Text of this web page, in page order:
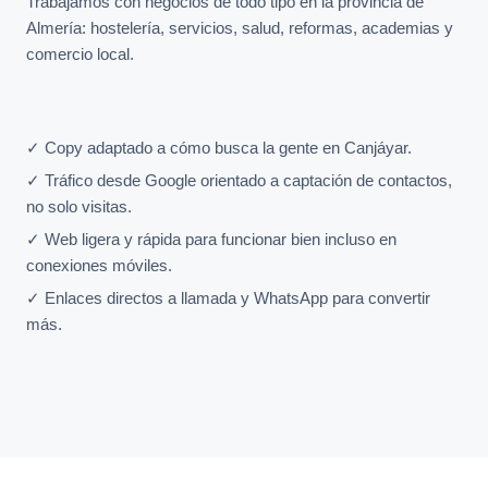
Almería: hostelería, servicios, salud, reformas, academias y
comercio local.
✓ Copy adaptado a cómo busca la gente en Canjáyar.
✓ Tráfico desde Google orientado a captación de contactos,
no solo visitas.
✓ Web ligera y rápida para funcionar bien incluso en
conexiones móviles.
✓ Enlaces directos a llamada y WhatsApp para convertir
más.